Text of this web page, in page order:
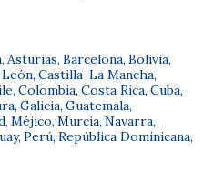
, Asturias, Barcelona, Bolivia,
, Castilla-La Mancha,
, Colombia, Costa Rica, Cuba,
, Galicia, Guatemala,
, Méjico, Murcia, Navarra,
, Perú, República Dominicana,